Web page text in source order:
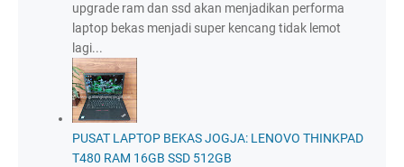
upgrade ram dan ssd akan menjadikan performa
laptop bekas menjadi super kencang tidak lemot
lagi...
PUSAT LAPTOP BEKAS JOGJA: LENOVO THINKPAD
T480 RAM 16GB SSD 512GB